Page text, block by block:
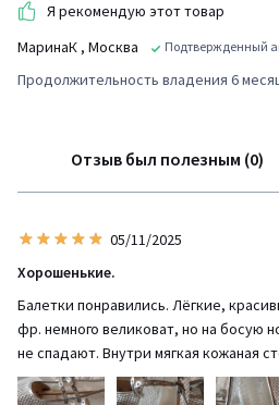
Я рекомендую этот товар
МаринаК , Москва Подтвержденный
Продолжительность владения 6
Отзыв был полезным (0)
05/11/2025
Хорошенькие.
Балетки понравились. Лёгкие,
фр. немного великоват, но на босую
не спадают. Внутри мягкая кожаная